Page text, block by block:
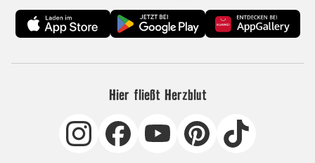
Hier fließt Herzblut